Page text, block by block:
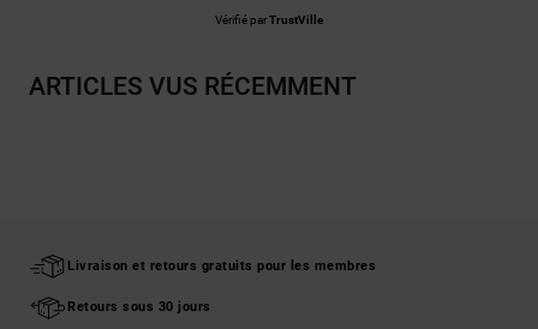
Vérifié parTrustVille
ARTICLES VUS RÉCEMMENT
Livraison et retours gratuits pour les membres
Retours sous 30 jours